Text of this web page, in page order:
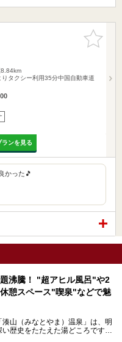
お気に入
りに追加
タクシー利用35分中国自動車道
ンを見る
かった🎵
沸騰！ "超アヒル風呂"や2
憩スペース"喫泉"などで魅
山（みなとやま）温泉」は、明
歴史をたたえた湯どころです。